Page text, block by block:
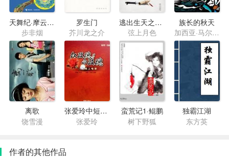
天舞纪·摩云书院
步非烟
罗生门
芥川龙之介
逃出生天之东瀛杀机
弦上月色
族长的秋天
加西亚·马尔克斯
离歌
饶雪漫
张爱玲中短篇小说集
张爱玲
蛮荒记1·鲲鹏
树下野狐
独霸江湖
东方英
作者的其他作品